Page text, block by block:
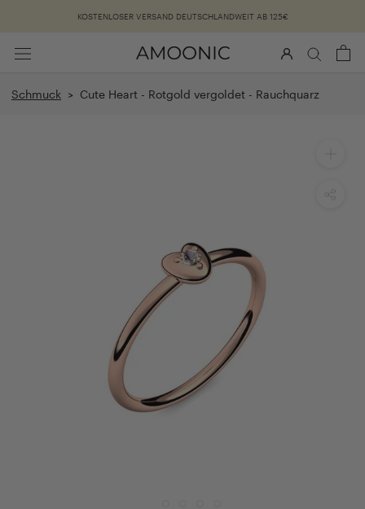
KOSTENLOSER VERSAND DEUTSCHLANDWEIT AB 125€
Schmuck > Cute Heart - Rotgold vergoldet - Rauchquarz